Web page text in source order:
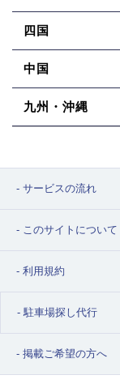
四国
中国
九州・沖縄
サービスの流れ
このサイトについて
利用規約
駐車場探し代行
掲載ご希望の方へ